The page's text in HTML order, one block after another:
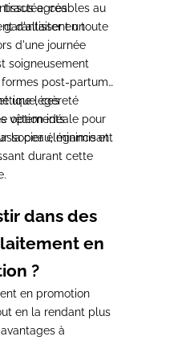
ces
d'allaiter en toute
agréables au
garantissent un
d'une journée
soigneusement
post-partum,
une légèreté
vêtements
la peau, minimisant
ces
option idéale pour
élégance et
durant cette
dans des
en
?
en promotion
en la rendant plus
à